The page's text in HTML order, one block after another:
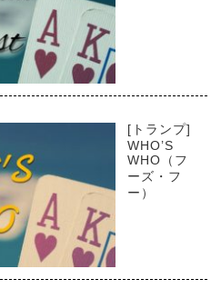
[トランプ]
WHO’S
WHO（フ
ーズ・フ
ー）